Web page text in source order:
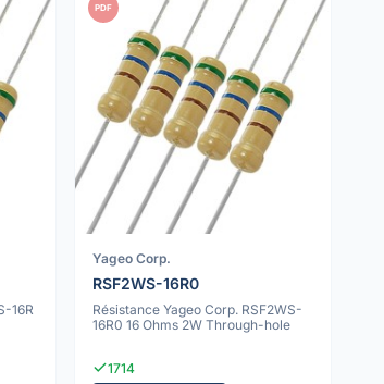
16R
PDF
Yageo Corp.
RSF2WS-16R0
Résistance Yageo Corp. RSF2WS-
16R0 16 Ohms 2W Through-hole
1714